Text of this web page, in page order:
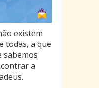
existem
todas, a que
sabemos
a